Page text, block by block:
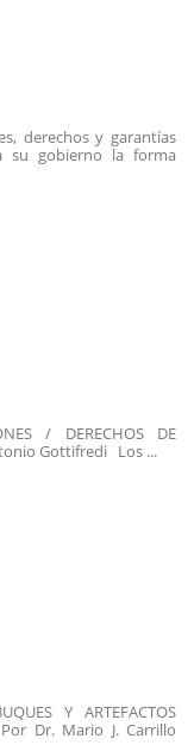
derechos y garantías
su gobierno la forma
/ DERECHOS DE
Gottifredi Los ...
Y ARTEFACTOS
Por Dr. Mario J. Carrillo